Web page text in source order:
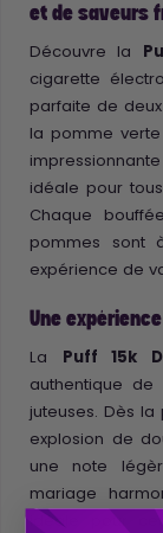
et de saveurs
Découvre la
cigarette
parfaite de
la pomme
idéale pour
Chaque
pommes sont
expérience de
Une
La Puff 15k
authentique
juteuses. Dès
explosion de
une note
mariage
idéale pour